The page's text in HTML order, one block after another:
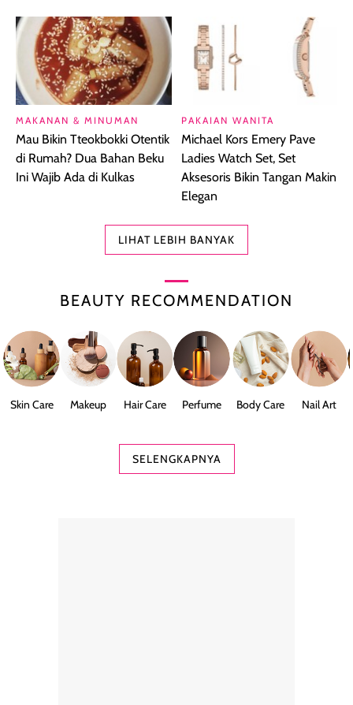
MAKANAN & MINUMAN
Mau Bikin Tteokbokki Otentik
di Rumah? Dua Bahan Beku
Ini Wajib Ada di Kulkas
PAKAIAN WANITA
Michael Kors Emery Pave
Ladies Watch Set, Set
Aksesoris Bikin Tangan Makin
Elegan
LIHAT LEBIH BANYAK
BEAUTY RECOMMENDATION
Skin Care Makeup Hair Care Perfume Body Care Nail Art
SELENGKAPNYA